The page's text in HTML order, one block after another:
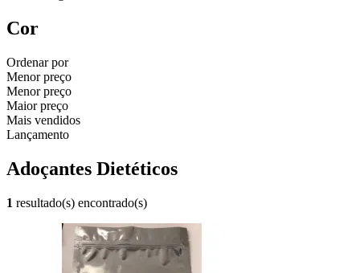
Cor
Ordenar por
Menor preço
Menor preço
Maior preço
Mais vendidos
Lançamento
Adoçantes Dietéticos
1 resultado(s) encontrado(s)